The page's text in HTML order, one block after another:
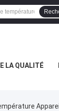
LA QUALITÉ